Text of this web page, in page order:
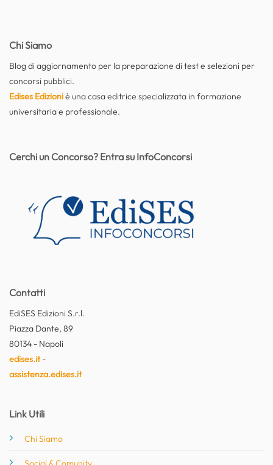
Chi Siamo
Blog di aggiornamento per la preparazione di test e selezioni per
concorsi pubblici.
Edises Edizioniè una casa editrice specializzata in formazione
universitaria e professionale.
Contatti
EdiSES Edizioni S.r.l.
Piazza Dante, 89
80134 - Napoli
edises.it-
assistenza.edises.it
Link Utili
Chi Siamo
Cerchi un Concorso? Entra su InfoConcorsi